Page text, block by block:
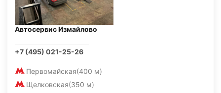
Автосервис Измайлово
+7 (495) 021-25-26
Первомайская(400 м)
Щелковская(350 м)